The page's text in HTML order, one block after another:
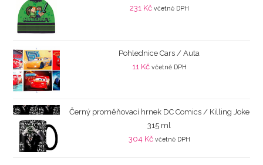
231 Kč včetně DPH
Pohlednice Cars / Auta
11 Kč včetně DPH
Černý proměňovací hrnek DC Comics / Killing Joke
315 ml
304 Kč včetně DPH